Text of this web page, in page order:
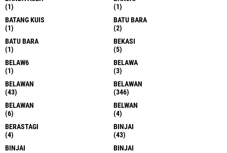
(1)
(1)
BATANG KUIS
(1)
BATU BARA
(2)
BATU BARA
(1)
BEKASI
(5)
BELAW6
(1)
BELAWA
(3)
BELAWAN
(43)
BELAWAN
(346)
BELAWAN
(6)
BELWAN
(4)
BERASTAGI
(4)
BINJAI
(43)
BINJAI
BINJAI